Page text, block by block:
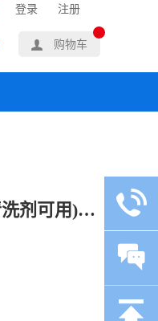
购物车
登录 注册
夏盛液体工业过氧化氢酶40万酶活(纺织/造纸/制备眼镜清洗剂可用)GDY-2001 1kg